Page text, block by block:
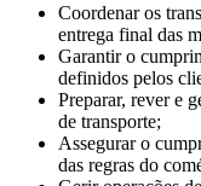
Coordenar os
entrega final das
Garantir o
definidos pelos
Preparar, rever e
de transporte;
Assegurar o
das regras do